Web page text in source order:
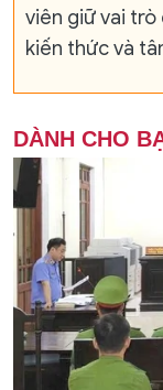
viên giữ vai trò
kiến thức và